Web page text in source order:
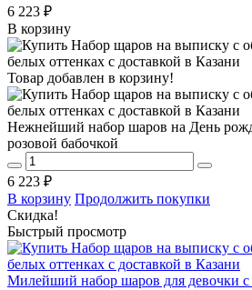
6 223 ₽
В корзину
Товар добавлен в корзину!
Нежнейший набор шаров на День
розовой бабочкой
6 223 ₽
В корзину Продолжить покупки
Скидка!
Быстрый просмотр
Милейший набор шаров для девочки с